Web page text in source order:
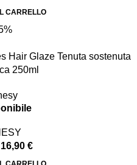
CARRELLO
Hair Glaze Tenuta sostenuta
250ml
16,90 €